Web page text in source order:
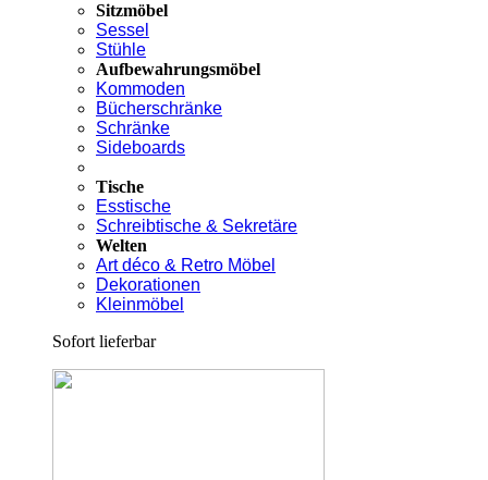
Sitzmöbel
Sessel
Stühle
Aufbewahrungsmöbel
Kommoden
Bücherschränke
Schränke
Sideboards
Tische
Esstische
Schreibtische & Sekretäre
Welten
Art déco & Retro Möbel
Dekorationen
Kleinmöbel
Sofort lieferbar